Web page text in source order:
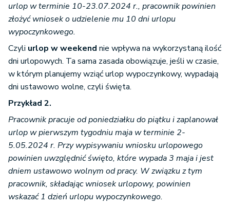
urlop w terminie 10-23.07.2024 r., pracownik powinien
złożyć wniosek o udzielenie mu 10 dni urlopu
wypoczynkowego.
Czyli urlop w weekend nie wpływa na wykorzystaną ilość
dni urlopowych. Ta sama zasada obowiązuje, jeśli w czasie,
w którym planujemy wziąć urlop wypoczynkowy, wypadają
dni ustawowo wolne, czyli święta.
Przykład 2.
Pracownik pracuje od poniedziałku do piątku i zaplanował
urlop w pierwszym tygodniu maja w terminie 2-
5.05.2024 r. Przy wypisywaniu wniosku urlopowego
powinien uwzględnić święto, które wypada 3 maja i jest
dniem ustawowo wolnym od pracy. W związku z tym
pracownik, składając wniosek urlopowy, powinien
wskazać 1 dzień urlopu wypoczynkowego.